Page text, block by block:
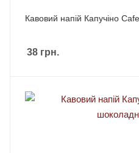
Кавовий напій Капучіно
38 грн.